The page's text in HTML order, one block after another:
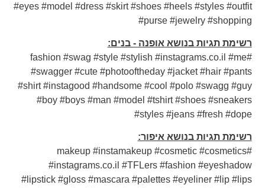
#eyes #model #dress #skirt #shoes #heels #styles #outfit
#purse #jewelry #shopping
רשימת תגיות בנושא אופנה - בנים:
#fashion #swag #style #stylish #instagrams.co.il #me
#swagger #cute #photooftheday #jacket #hair #pants
#shirt #instagood #handsome #cool #polo #swagg #guy
#boy #boys #man #model #tshirt #shoes #sneakers
#styles #jeans #fresh #dope
רשימת תגיות בנושא איפור:
#makeup #instamakeup #cosmetic #cosmetics
#instagrams.co.il #TFLers #fashion #eyeshadow
#lipstick #gloss #mascara #palettes #eyeliner #lip #lips